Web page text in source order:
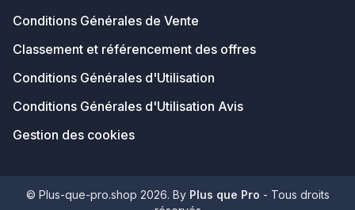
Conditions Générales de Vente
Classement et référencement des offres
Conditions Générales d'Utilisation
Conditions Générales d'Utilisation Avis
Gestion des cookies
© Plus-que-pro.shop 2026. By Plus que Pro - Tous droits